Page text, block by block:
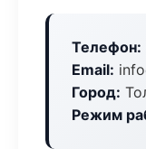
Телефон:
Email:
Город:
Режим